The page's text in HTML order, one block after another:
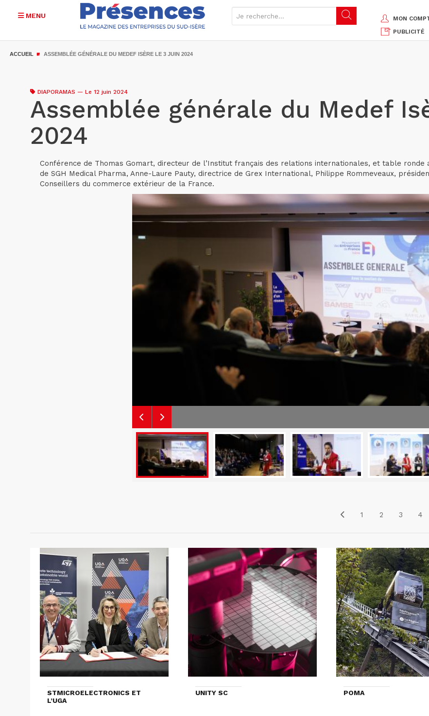
MENU
MON
PUBLICITÉ
ACCUEIL ASSEMBLÉE GÉNÉRALE DU MEDEF ISÈRE LE 3 JUIN 2024
DIAPORAMAS — Le 12 juin 2024
Assemblée générale du Medef
2024
Conférence de Thomas Gomart, directeur de l’Institut français des relations internationales, et table ronde
de SGH Medical Pharma, Anne-Laure Pauty, directrice de Grex International, Philippe Rommeveaux,
Conseillers du commerce extérieur de la France.
1 2 3 4
STMICROELECTRONICS ET
L’UGA
UNITY SC POMA